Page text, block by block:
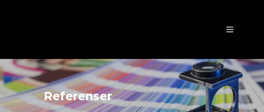
Referenser